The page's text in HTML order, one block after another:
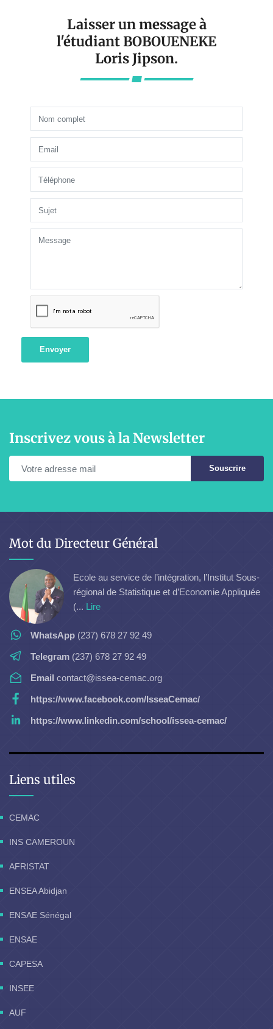
Laisser un message à
l'étudiant BOBOUENEKE
Loris Jipson.
Envoyer
Inscrivez vous à la Newsletter
Souscrire
Mot du Directeur Général
Ecole au service de l’intégration, l’Institut Sous-
régional de Statistique et d’Economie Appliquée
(... Lire
WhatsApp (237) 678 27 92 49
Telegram (237) 678 27 92 49
Email contact@issea-cemac.org
https://www.facebook.com/IsseaCemac/
https://www.linkedin.com/school/issea-cemac/
Liens utiles
CEMAC
INS CAMEROUN
AFRISTAT
ENSEA Abidjan
ENSAE Sénégal
ENSAE
CAPESA
INSEE
AUF